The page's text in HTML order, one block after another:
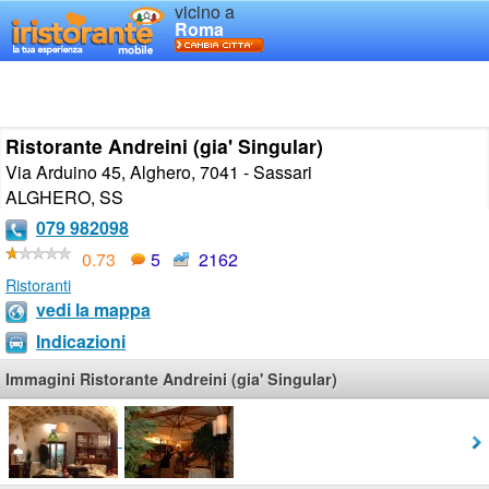
vicino a
Roma
Ristorante Andreini (gia' Singular)
Via Arduino 45, Alghero, 7041 - Sassari
ALGHERO, SS
079 982098
0.73
5 2162
Ristoranti
vedi la mappa
Indicazioni
Immagini Ristorante Andreini (gia' Singular)